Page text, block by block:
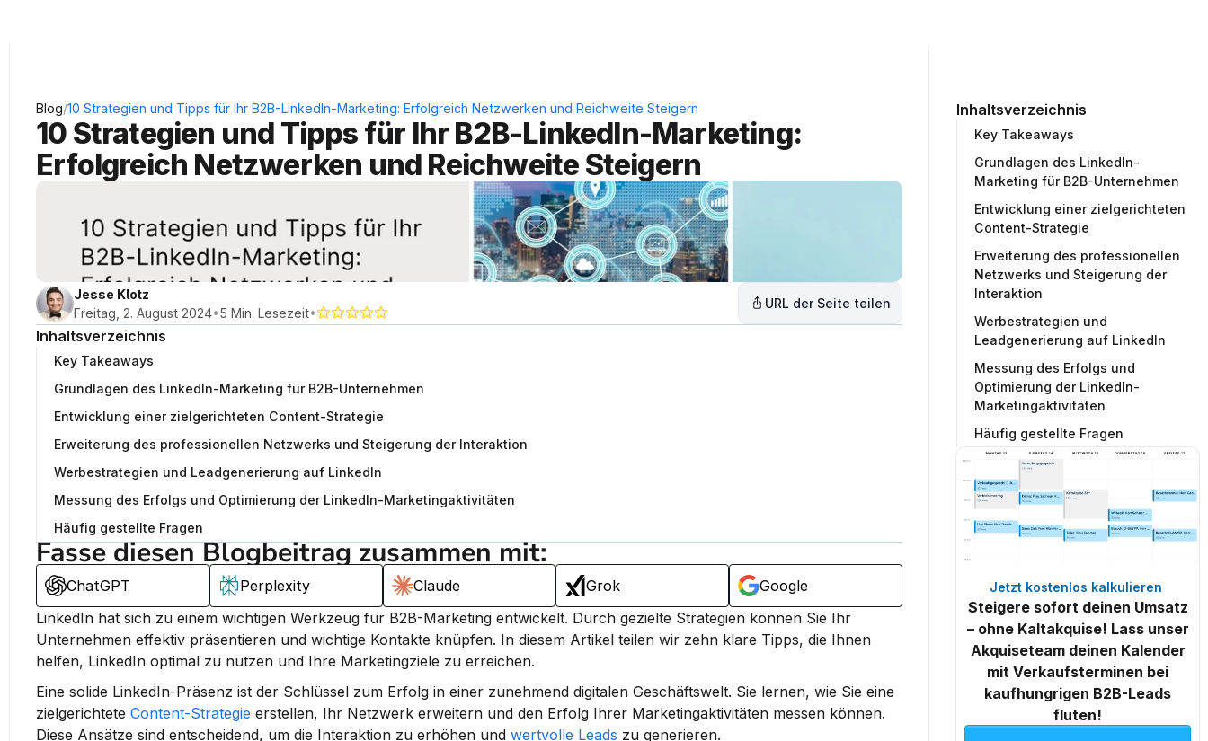
Inhaltsverzeichnis
Key Takeaways
Grundlagen des LinkedIn-
Marketing für B2B-Unternehmen
Entwicklung einer zielgerichteten
Content-Strategie
Erweiterung des professionellen
Netzwerks und Steigerung der
Interaktion
Werbestrategien und
Leadgenerierung auf LinkedIn
Messung des Erfolgs und
Optimierung der LinkedIn-
Marketingaktivitäten
Häufig gestellte Fragen
Jetzt kostenlos kalkulieren
Steigere sofort deinen Umsatz
– ohne Kaltakquise! Lass unser
Akquiseteam deinen Kalender
mit Verkaufsterminen bei
kaufhungrigen B2B-Leads
fluten!
Blog/10 Strategien und Tipps für Ihr B2B-LinkedIn-Marketing: Erfolgreich Netzwerken und Reichweite Steigern
10 Strategien und Tipps für Ihr B2B-LinkedIn-Marketing:
Erfolgreich Netzwerken und Reichweite Steigern
Jesse Klotz
Freitag, 2. August 2024•5 Min. Lesezeit•
URL der Seite teilen
Inhaltsverzeichnis
Key Takeaways
Grundlagen des LinkedIn-Marketing für B2B-Unternehmen
Entwicklung einer zielgerichteten Content-Strategie
Erweiterung des professionellen Netzwerks und Steigerung der Interaktion
Werbestrategien und Leadgenerierung auf LinkedIn
Messung des Erfolgs und Optimierung der LinkedIn-Marketingaktivitäten
Häufig gestellte Fragen
Fasse diesen Blogbeitrag zusammen mit:
ChatGPT Perplexity Claude Grok
Google
LinkedIn hat sich zu einem wichtigen Werkzeug für B2B-Marketing entwickelt. Durch gezielte Strategien können Sie Ihr
Unternehmen effektiv präsentieren und wichtige Kontakte knüpfen. In diesem Artikel teilen wir zehn klare Tipps, die Ihnen
helfen, LinkedIn optimal zu nutzen und Ihre Marketingziele zu erreichen.
Eine solide LinkedIn-Präsenz ist der Schlüssel zum Erfolg in einer zunehmend digitalen Geschäftswelt. Sie lernen, wie Sie eine
zielgerichtete Content-Strategie erstellen, Ihr Netzwerk erweitern und den Erfolg Ihrer Marketingaktivitäten messen können.
Diese Ansätze sind entscheidend, um die Interaktion zu erhöhen und wertvolle Leads zu generieren.